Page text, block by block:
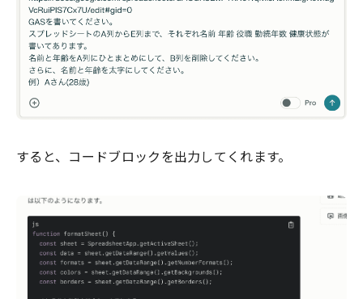
すると、コードブロックを出力してくれます。